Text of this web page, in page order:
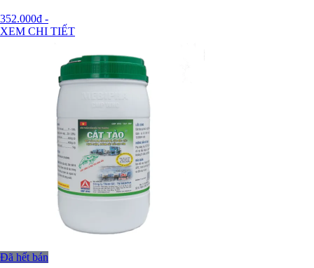
352.000đ -
XEM CHI TIẾT
Đã hết bán